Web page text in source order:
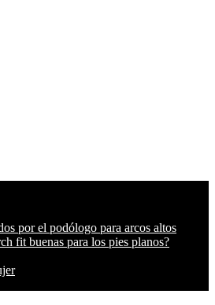
por el podólogo para arcos altos
fit buenas para los pies planos?